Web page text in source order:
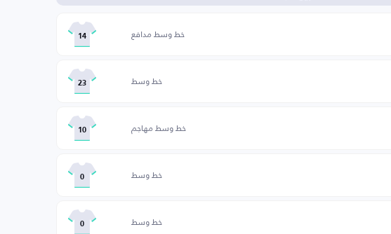
خط وسط مدافع 14
خط وسط 23
خط وسط مهاجم 10
خط وسط 0
خط وسط 0